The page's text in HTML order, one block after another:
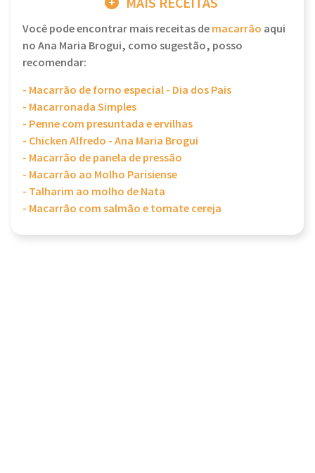
Você pode encontrar mais receitas demacarrão aqui
no Ana Maria Brogui, como sugestão, posso
recomendar:
- Macarrão de forno especial - Dia dos Pais
- Macarronada Simples
- Penne com presuntada e ervilhas
- Chicken Alfredo - Ana Maria Brogui
- Macarrão de panela de pressão
- Macarrão ao Molho Parisiense
- Talharim ao molho de Nata
- Macarrão com salmão e tomate cereja